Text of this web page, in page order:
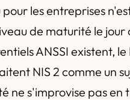
les entreprises
de maturité le jour
ANSSI existent, le
NIS 2 comme un
ne s'improvise pas en